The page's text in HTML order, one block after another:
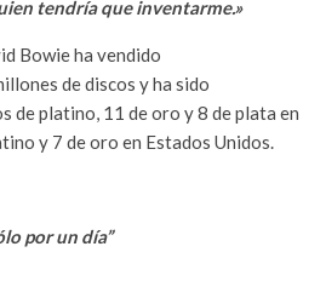
tendría que inventarme.»
Bowie ha vendido
de discos y ha sido
de platino, 11 de oro y 8 de plata en
y 7 de oro en Estados Unidos.
por un día”